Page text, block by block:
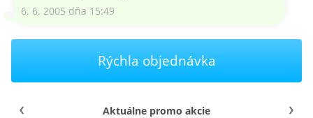
6. 6. 2005 dňa 15:49
Rýchla objednávka
Aktuálne promo akcie